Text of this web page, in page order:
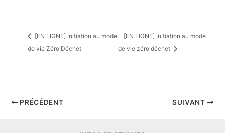
[EN LIGNE] Initiation au mode
de vie Zéro Déchet
[EN LIGNE] Initiation au mode
de vie zéro déchet
PRÉCÉDENT SUIVANT